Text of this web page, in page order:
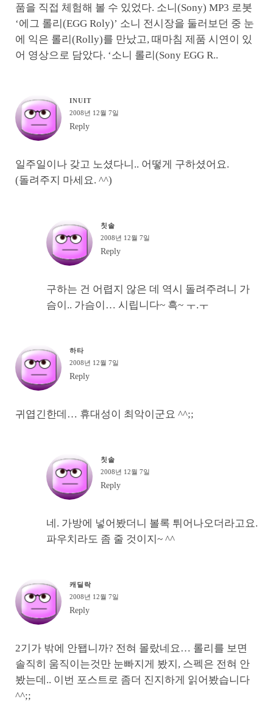
품을 직접 체험해 볼 수 있었다. 소니(Sony) MP3 로봇
‘에그 롤리(EGG Roly)’ 소니 전시장을 둘러보던 중 눈
에 익은 롤리(Rolly)를 만났고, 때마침 제품 시연이 있
어 영상으로 담았다. ‘소니 롤리(Sony EGG R..
INUIT
2008년 12월 7일
Reply
일주일이나 갖고 노셨다니.. 어떻게 구하셨어요.
(돌려주지 마세요. ^^)
칫솔
2008년 12월 7일
Reply
구하는 건 어렵지 않은 데 역시 돌려주려니 가
슴이.. 가슴이… 시립니다~ 흑~ ㅜ.ㅜ
하타
2008년 12월 7일
Reply
귀엽긴한데… 휴대성이 최악이군요 ^^;;
칫솔
2008년 12월 7일
Reply
네. 가방에 넣어봤더니 볼록 튀어나오더라고요.
파우치라도 좀 줄 것이지~ ^^
캐딜락
2008년 12월 7일
Reply
2기가 밖에 안됍니까? 전혀 몰랐네요… 롤리를 보면
솔직히 움직이는것만 눈빠지게 봤지, 스펙은 전혀 안
봤는데.. 이번 포스트로 좀더 진지하게 읽어봤습니다
^^;;